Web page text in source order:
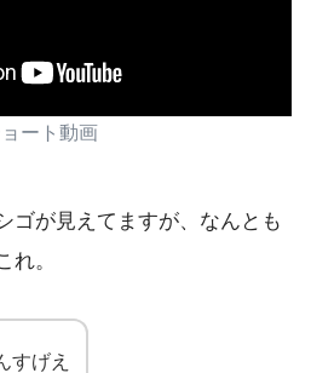
ート動画
ゴが見えてますが、なんとも
。
すげえ